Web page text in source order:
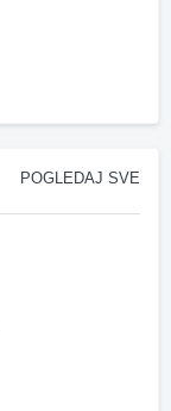
POGLEDAJ SVE